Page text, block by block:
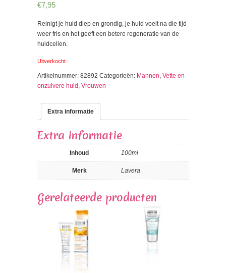
€7,95
Reinigt je huid diep en grondig, je huid voelt na die tijd
weer fris en het geeft een betere regeneratie van de
huidcellen.
Uitverkocht
Artikelnummer: 82892 Categorieën: Mannen, Vette en
onzuivere huid , Vrouwen
Extra informatie
Extra informatie
Inhoud 100ml
Merk Lavera
Gerelateerde producten